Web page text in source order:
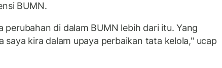
BUMN.
perubahan di dalam BUMN lebih dari itu. Yang
saya kira dalam upaya perbaikan tata kelola," ucap